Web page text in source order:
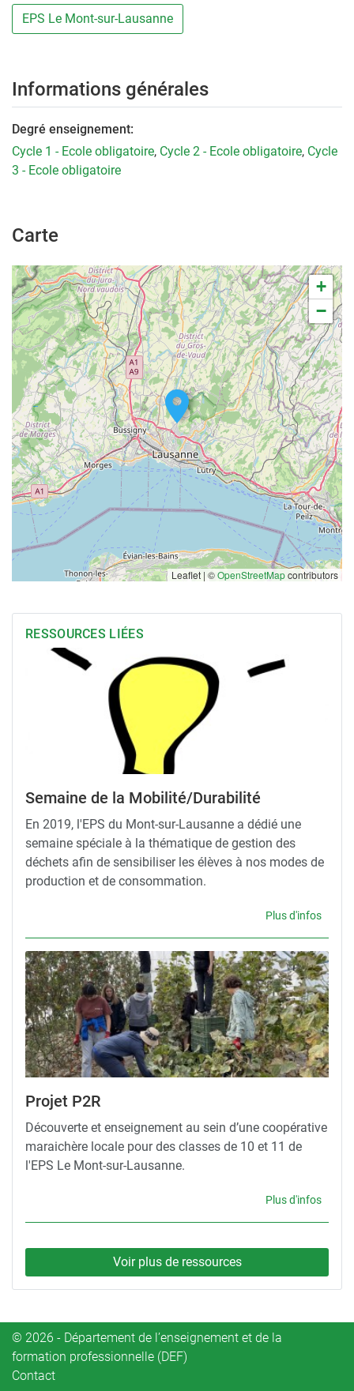
EPS Le Mont-sur-Lausanne
Informations générales
Degré enseignement:
Cycle 1 - Ecole obligatoire, Cycle 2 - Ecole obligatoire, Cycle
3 - Ecole obligatoire
Carte
+
−
Leaflet | ©OpenStreetMapcontributors
RESSOURCES LIÉES
Semaine de la Mobilité/Durabilité
En 2019, l'EPS du Mont-sur-Lausanne a dédié une
semaine spéciale à la thématique de gestion des
déchets afin de sensibiliser les élèves à nos modes de
production et de consommation.
Plus d'infos
Projet P2R
Découverte et enseignement au sein d’une coopérative
maraichère locale pour des classes de 10 et 11 de
l'EPS Le Mont-sur-Lausanne.
Plus d'infos
Voir plus de ressources
© 2026 - Département de l’enseignement et de la
formation professionnelle (DEF)
Contact